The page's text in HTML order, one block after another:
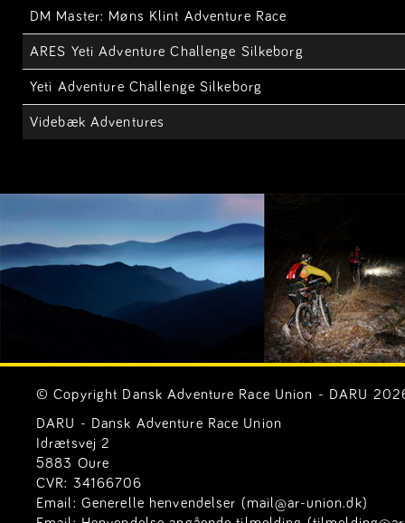
DM Master: Møns Klint Adventure Race
ARES Yeti Adventure Challenge Silkeborg
Yeti Adventure Challenge Silkeborg
Videbæk Adventures
© Copyright Dansk Adventure Race Union - DARU
DARU - Dansk Adventure Race Union
Idrætsvej 2
5883 Oure
CVR: 34166706
Email: Generelle henvendelser (mail@ar-union.dk)